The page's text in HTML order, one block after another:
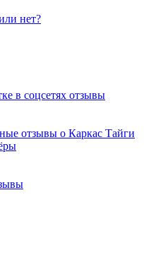
нет?
в соцсетях отзывы
отзывы о Каркас Тайги